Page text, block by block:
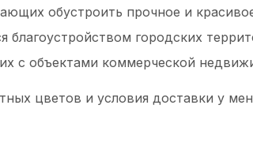
обустроить прочное и
городских
с объектами коммерческой
цветов и условия доставки у